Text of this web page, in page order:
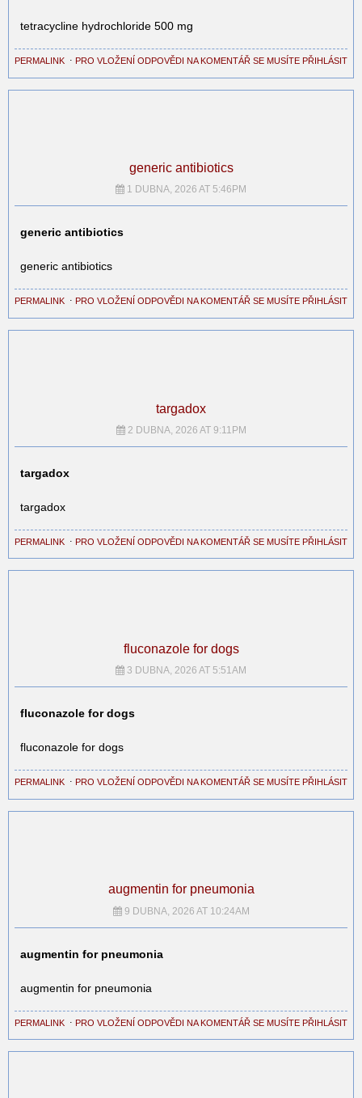
tetracycline hydrochloride 500 mg
PERMALINK ⋅ PRO VLOŽENÍ ODPOVĚDI NA KOMENTÁŘ SE MUSÍTE PŘIHLÁSIT
generic antibiotics
1 DUBNA, 2026 AT 5:46PM
generic antibiotics
generic antibiotics
PERMALINK ⋅ PRO VLOŽENÍ ODPOVĚDI NA KOMENTÁŘ SE MUSÍTE PŘIHLÁSIT
targadox
2 DUBNA, 2026 AT 9:11PM
targadox
targadox
PERMALINK ⋅ PRO VLOŽENÍ ODPOVĚDI NA KOMENTÁŘ SE MUSÍTE PŘIHLÁSIT
fluconazole for dogs
3 DUBNA, 2026 AT 5:51AM
fluconazole for dogs
fluconazole for dogs
PERMALINK ⋅ PRO VLOŽENÍ ODPOVĚDI NA KOMENTÁŘ SE MUSÍTE PŘIHLÁSIT
augmentin for pneumonia
9 DUBNA, 2026 AT 10:24AM
augmentin for pneumonia
augmentin for pneumonia
PERMALINK ⋅ PRO VLOŽENÍ ODPOVĚDI NA KOMENTÁŘ SE MUSÍTE PŘIHLÁSIT